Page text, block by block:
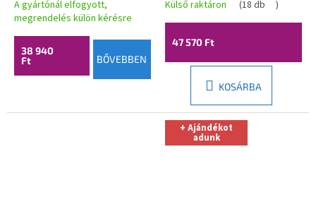
matt, ERG-V06-SMC-
7070S-BK
A gyártónál elfogyott,
megrendelés külön kérésre
38 940
Ft
BŐVEBBEN
cm, szürke matt, ERG-
GMA-OL-8080G
Külső raktáron (18 db )
47 570 Ft
KOSÁRBA
+ Ajándékot
adunk